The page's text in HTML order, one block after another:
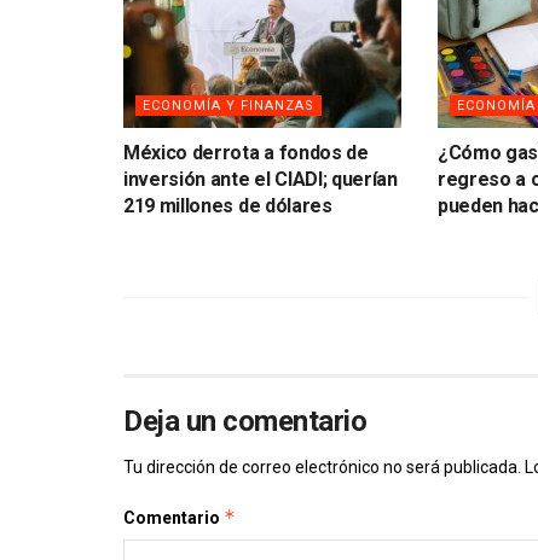
ECONOMÍA Y FINANZAS
México derrota a fondos de
inversión ante el CIADI; querían
219 millones de dólares
¿Cómo
regreso a
pueden
Deja un comentario
Tu dirección de correo electrónico no será publicada.
Comentario *